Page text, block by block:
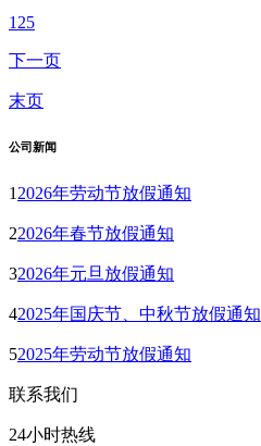
125
下一页
末页
公司新闻
1 2026年劳动节放假通知
22026年春节放假通知
32026年元旦放假通知
42025年国庆节、中秋节放假通知
52025年劳动节放假通知
联系我们
24小时热线